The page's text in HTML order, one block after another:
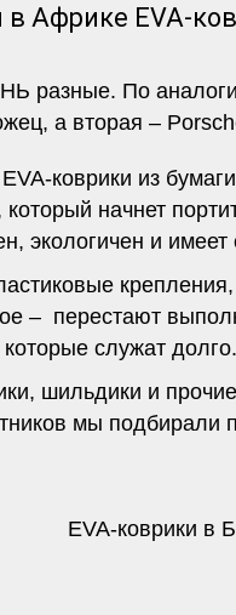
в Африке EVA-
разные. По
а вторая –
коврики из
начнет
экологичен и
– перестают
служат
шильдики и
мы подбирали